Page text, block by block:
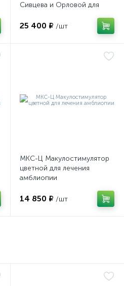
Сивцева и Орловой для
очков
25 400 ₽ /шт
МКС-Ц Макулостимулятор
цветной для лечения
амблиопии
14 850 ₽ /шт